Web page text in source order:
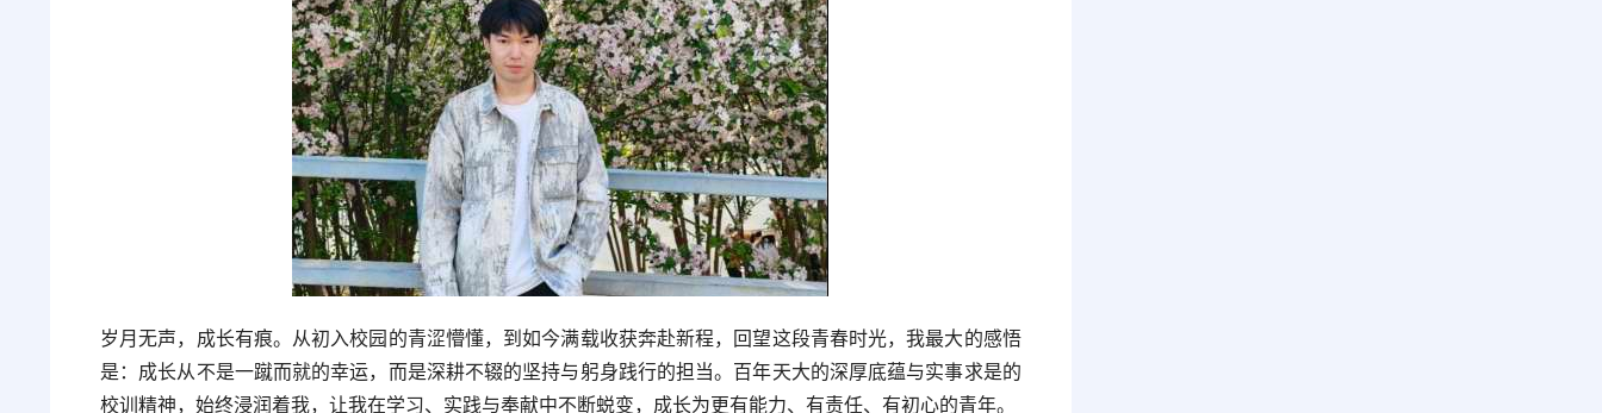
岁月无声，成长有痕。从初入校园的青涩懵懂，到如今满载收获奔赴新程，回望这段青春时光，我最大的感悟
是：成长从不是一蹴而就的幸运，而是深耕不辍的坚持与躬身践行的担当。百年天大的深厚底蕴与实事求是的
校训精神，始终浸润着我，让我在学习、实践与奉献中不断蜕变，成长为更有能力、有责任、有初心的青年。